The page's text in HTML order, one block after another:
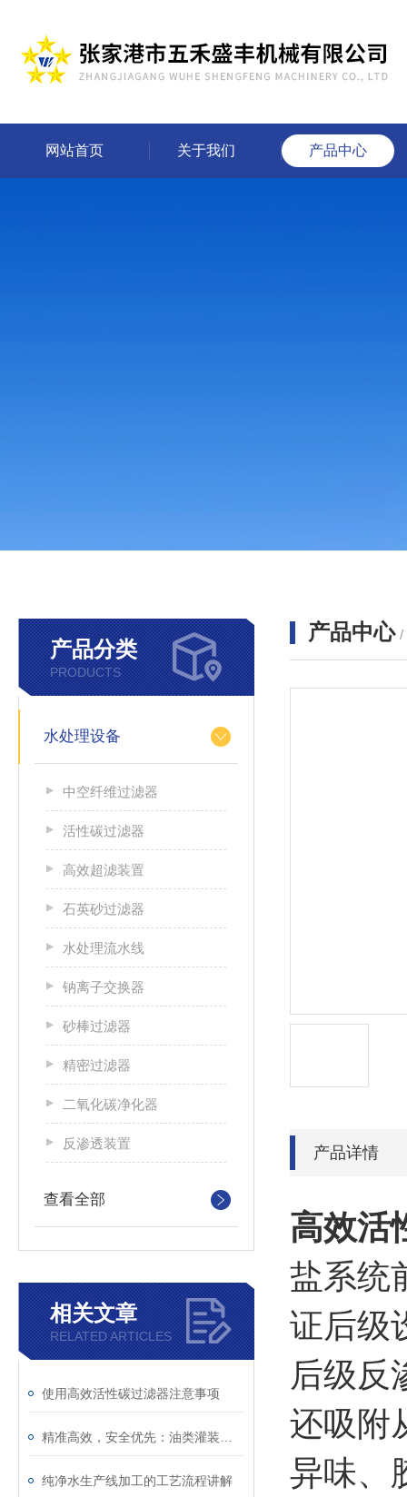
网站首页 关于我们 产品中心
产品分类
PRODUCTS
水处理设备
中空纤维过滤器
活性碳过滤器
高效超滤装置
石英砂过滤器
水处理流水线
钠离子交换器
砂棒过滤器
精密过滤器
二氧化碳净化器
反渗透装置
查看全部
相关文章
RELATED ARTICLES
使用高效活性碳过滤器注意事项
纯净水生产线加工的工艺流程讲解
产品中心 /
产品详情
高效活
盐系统
证后级
后级反
还吸附
异味、